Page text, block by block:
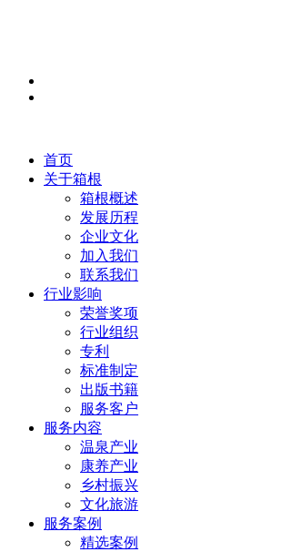
首页
关于箱根
箱根概述
发展历程
企业文化
加入我们
联系我们
行业影响
荣誉奖项
行业组织
专利
标准制定
出版书籍
服务客户
服务内容
温泉产业
康养产业
乡村振兴
文化旅游
服务案例
精选案例